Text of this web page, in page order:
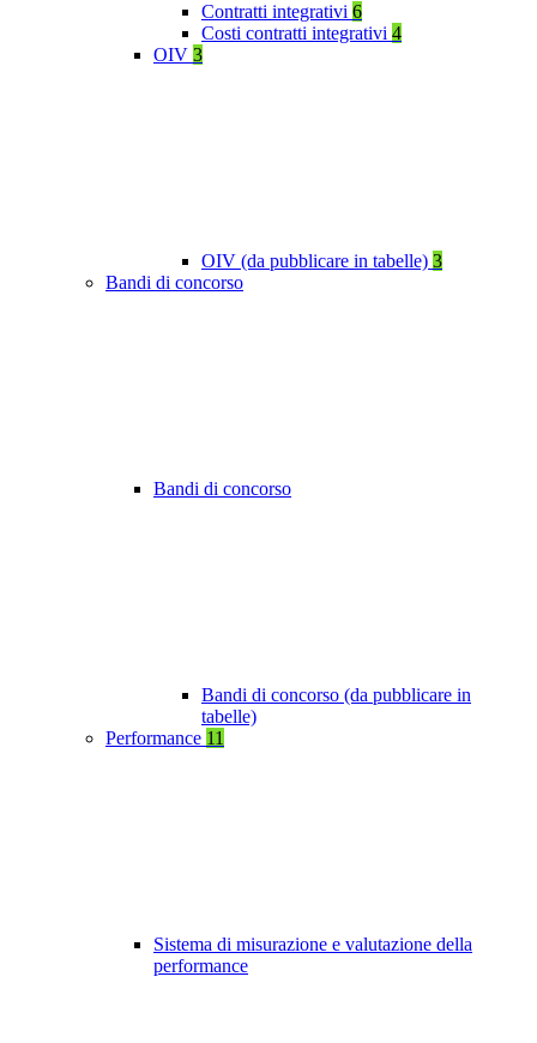
Contratti integrativi 6
Costi contratti integrativi 4
OIV 3
OIV (da pubblicare in tabelle) 3
Bandi di concorso
Bandi di concorso
Bandi di concorso (da pubblicare in
tabelle)
Performance 11
Sistema di misurazione e valutazione della
performance